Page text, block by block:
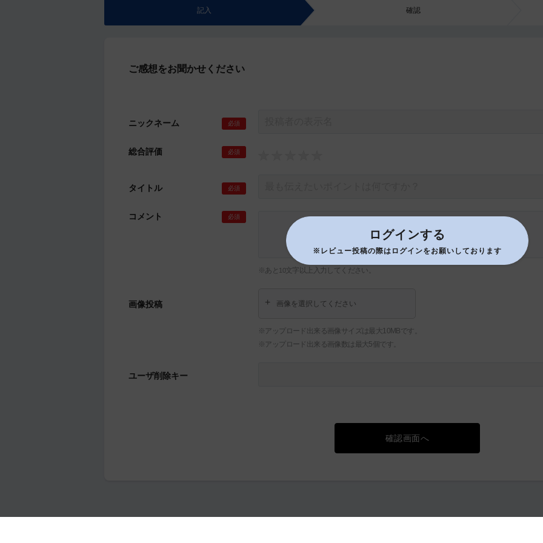
記入 確認
ご感想をお聞かせください
ニックネーム 必須
総合評価 必須
タイトル 必須
コメント 必須
※あと 10 文字以上入力してください。
画像投稿 画像を選択してください
※アップロード出来る画像サイズは最大10MBです。
※アップロード出来る画像数は最大5個です。
ユーザ削除キー
確認画面へ
ログインする
※レビュー投稿の際はログインをお願いしております